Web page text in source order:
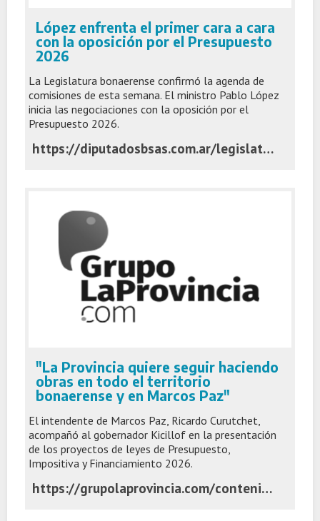
López enfrenta el primer cara a cara
con la oposición por el Presupuesto
2026
La Legislatura bonaerense confirmó la agenda de
comisiones de esta semana. El ministro Pablo López
inicia las negociaciones con la oposición por el
Presupuesto 2026.
https://diputadosbsas.com.ar/legislatura-bonaerense-comisiones-3/
"La Provincia quiere seguir haciendo
obras en todo el territorio
bonaerense y en Marcos Paz"
El intendente de Marcos Paz, Ricardo Curutchet,
acompañó al gobernador Kicillof en la presentación
de los proyectos de leyes de Presupuesto,
Impositiva y Financiamiento 2026.
https://grupolaprovincia.com/contenido/591709/la-provincia-quiere-seguir-haciendo-obras-en-todo-el-territorio-bonaerense-y-en-